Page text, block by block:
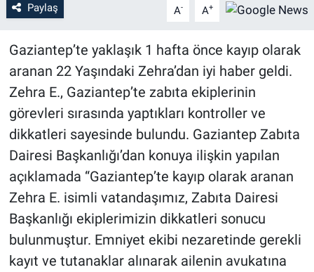
Paylaş A- A+
Gaziantep’te yaklaşık 1 hafta önce kayıp olarak
aranan 22 Yaşındaki Zehra’dan iyi haber geldi.
Zehra E., Gaziantep’te zabıta ekiplerinin
görevleri sırasında yaptıkları kontroller ve
dikkatleri sayesinde bulundu. Gaziantep Zabıta
Dairesi Başkanlığı’dan konuya ilişkin yapılan
açıklamada “Gaziantep’te kayıp olarak aranan
Zehra E. isimli vatandaşımız, Zabıta Dairesi
Başkanlığı ekiplerimizin dikkatleri sonucu
bulunmuştur. Emniyet ekibi nezaretinde gerekli
kayıt ve tutanaklar alınarak ailenin avukatına